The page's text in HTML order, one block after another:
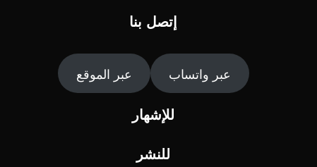
إتصل بنا
عبر واتساب عبر الموقع
للإشهار
للنشر